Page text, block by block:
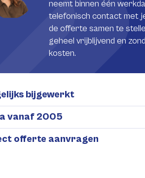
neemt binnen één
telefonisch contact met
de offerte samen te
geheel vrijblijvend en
kosten.
bijgewerkt
vanaf 2005
offerte aanvragen